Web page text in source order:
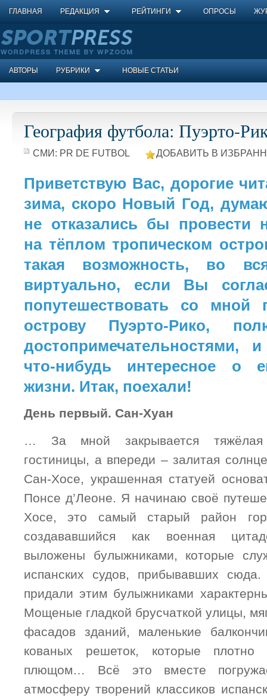
ГЛАВНАЯ РЕДАКЦИЯ РЕЙТИНГИ ОПРОСЫ
АВТОРЫ РУБРИКИ НОВЫЕ СТАТЬИ
География футбола: Пуэрто-
СМИ: PR DE FUTBOL ДОБАВИТЬ В
Приветствую Вас, дорогие
зима, скоро Новый Год,
не отказались бы провести
на тёплом тропическом
такая возможность, во
виртуально, если Вы
попутешествовать со мной
острову Пуэрто-Рико,
достопримечательностями,
что-нибудь интересное о
жизни. Итак, поехали!
День первый. Сан-Хуан
… За мной закрывается
гостиницы, а впереди – залитая
Сан-Хосе, украшенная статуей
Понсе д’Леоне. Я начинаю своё
Хосе, это самый старый район
создававшийся как военная
выложены булыжниками, которые
испанских судов, прибывавших
придали этим булыжниками
Мощеные гладкой брусчаткой улицы,
фасадов зданий, маленькие
кованых решеток, которые плотно
плющом… Всё это вместе
атмосферу творений классиков